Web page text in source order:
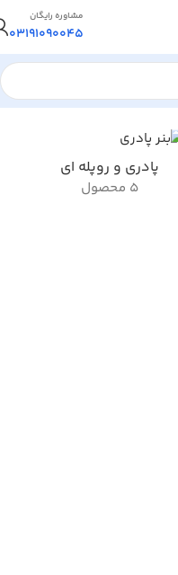
مشاوره رایگان
03191090045
پادری و روپله ای
5 محصول